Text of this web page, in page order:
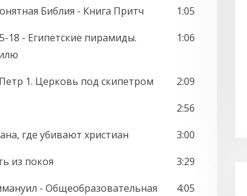
Библия - Книга Притч
1:05
18 - Египетские пирамиды.
1:06
1. Церковь под скипетром
2:09
2:56
где убивают христиан
3:00
из покоя
3:29
- Общеобразовательная
4:05